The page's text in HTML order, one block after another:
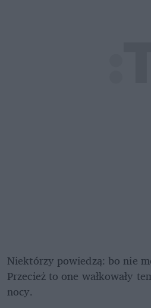
Niektórzy powiedzą: bo nie
Przecież to one wałkowały
nocy.